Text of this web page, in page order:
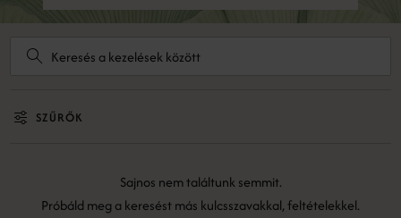
SZŰRŐK
Sajnos nem találtunk semmit.
Próbáld meg a keresést más kulcsszavakkal, feltételekkel.